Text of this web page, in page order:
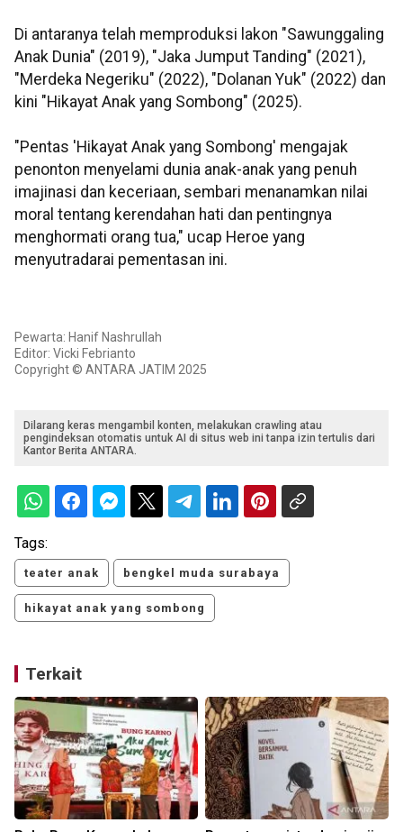
Di antaranya telah memproduksi lakon "Sawunggaling
Anak Dunia" (2019), "Jaka Jumput Tanding" (2021),
"Merdeka Negeriku" (2022), "Dolanan Yuk" (2022) dan
kini "Hikayat Anak yang Sombong" (2025).
"Pentas 'Hikayat Anak yang Sombong' mengajak
penonton menyelami dunia anak-anak yang penuh
imajinasi dan keceriaan, sembari menanamkan nilai
moral tentang kerendahan hati dan pentingnya
menghormati orang tua," ucap Heroe yang
menyutradarai pementasan ini.
Pewarta: Hanif Nashrullah
Editor: Vicki Febrianto
Copyright © ANTARA JATIM 2025
Dilarang keras mengambil konten, melakukan crawling atau
pengindeksan otomatis untuk AI di situs web ini tanpa izin tertulis dari
Kantor Berita ANTARA.
Tags:
teater anak bengkel muda surabaya
hikayat anak yang sombong
Terkait